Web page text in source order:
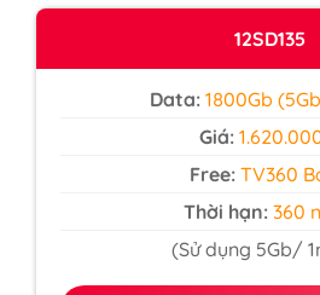
12SD135
Data: 1800Gb
Giá:
Free: TV360
Thời hạn: 360
(Sử dụng 5Gb/